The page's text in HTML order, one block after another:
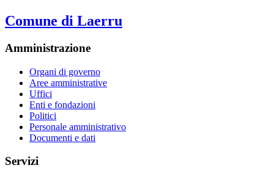
Comune di Laerru
Amministrazione
Organi di governo
Aree amministrative
Uffici
Enti e fondazioni
Politici
Personale amministrativo
Documenti e dati
Servizi